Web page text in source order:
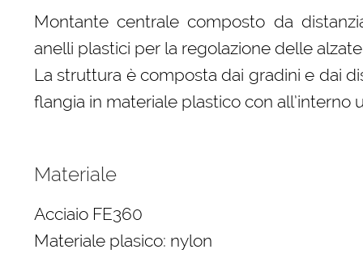
Montante centrale composto da
anelli plastici per la regolazione delle
La struttura è composta dai gradini e dai
flangia in materiale plastico con
Materiale
Acciaio FE360
Materiale plasico: nylon